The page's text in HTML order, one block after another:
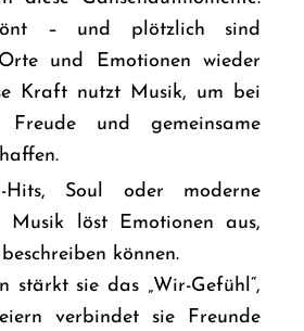
– und plötzlich sind
und Emotionen wieder
Kraft nutzt Musik, um bei
und gemeinsame
Soul oder moderne
Musik löst Emotionen aus,
können.
stärkt sie das „Wir-Gefühl“,
verbindet sie Freunde